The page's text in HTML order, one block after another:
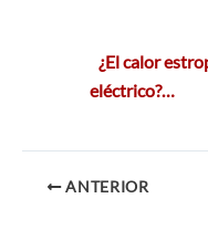
¿El calor
eléctrico?…
ANTERIOR